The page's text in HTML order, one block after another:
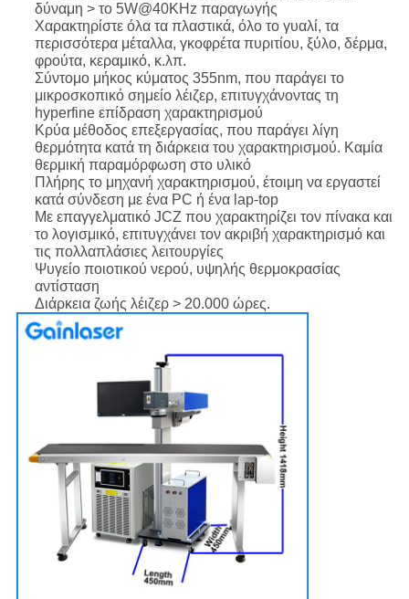
δύναμη > το 5W@40KHz παραγωγής
Χαρακτηρίστε όλα τα πλαστικά, όλο το γυαλί, τα
περισσότερα μέταλλα, γκοφρέτα πυριτίου, ξύλο, δέρμα,
φρούτα, κεραμικό, κ.λπ.
Σύντομο μήκος κύματος 355nm, που παράγει το
μικροσκοπικό σημείο λέιζερ, επιτυγχάνοντας τη
hyperfine επίδραση χαρακτηρισμού
Κρύα μέθοδος επεξεργασίας, που παράγει λίγη
θερμότητα κατά τη διάρκεια του χαρακτηρισμού. Καμία
θερμική παραμόρφωση στο υλικό
Πλήρης το μηχανή χαρακτηρισμού, έτοιμη να εργαστεί
κατά σύνδεση με ένα PC ή ένα lap-top
Με επαγγελματικό JCZ που χαρακτηρίζει τον πίνακα και
το λογισμικό, επιτυγχάνει τον ακριβή χαρακτηρισμό και
τις πολλαπλάσιες λειτουργίες
Ψυγείο ποιοτικού νερού, υψηλής θερμοκρασίας
αντίσταση
Διάρκεια ζωής λέιζερ > 20.000 ώρες.